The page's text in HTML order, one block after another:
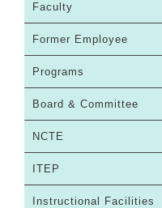
Faculty
Former Employee
Programs
Board & Committee
NCTE
ITEP
Instructional Facilities